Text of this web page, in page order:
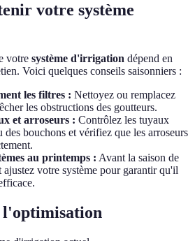
votre système
votre système d'irrigation dépend en
Voici quelques conseils saisonniers :
les filtres : Nettoyez ou remplacez
les obstructions des goutteurs.
et arroseurs : Contrôlez les tuyaux
des bouchons et vérifiez que les arroseurs
au printemps : Avant la saison de
ajustez votre système pour garantir qu'il
l'optimisation